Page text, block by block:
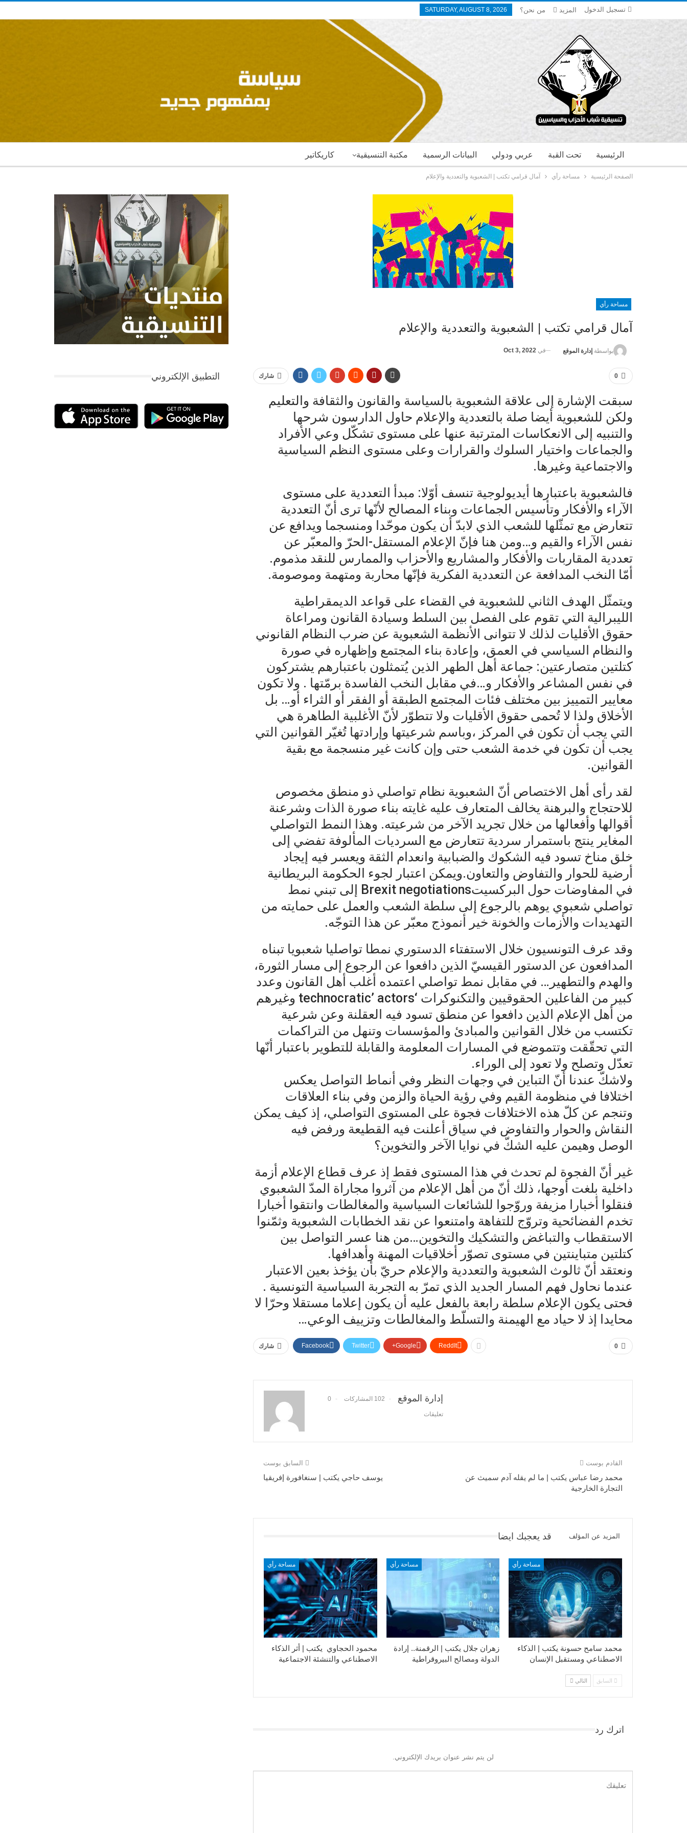
تسجيل الدخول SATURDAY, AUGUST 8, 2026 من نحن؟ المزيد
كاريكاتير مكتبة التنسيقية البيانات الرسمية عربي ودولي تحت القبة الرئيسية
الصفحة الرئيسية مساحة رأي آمال قرامي تكتب | الشعبوية والتعددية والإعلام
مساحة رأي
آمال قرامي تكتب | الشعبوية والتعددية والإعلام
بواسطة إدارة الموقع في Oct 3, 2022
0 شارك
سبقت الإشارة إلى علاقة الشعبوية بالسياسة والقانون والثقافة والتعليم
ولكن للشعبوية أيضا صلة بالتعددية والإعلام حاول الدارسون شرحها
والتنبيه إلى الانعكاسات المترتبة عنها على مستوى تشكّل وعي الأفراد
والجماعات واختيار السلوك والقرارات وعلى مستوى النظم السياسية
والاجتماعية وغيرها.
فالشعبوية باعتبارها أيديولوجية تنسف أوّلا: مبدأ التعددية على مستوى
الآراء والأفكار وتأسيس الجماعات وبناء المصالح لأنّها ترى أنّ التعددية
تتعارض مع تمثّلها للشعب الذي لابدّ أن يكون موحّدا ومنسجما ويدافع عن
نفس الآراء والقيم و…ومن هنا فإنّ الإعلام المستقل-الحرّ والمعبّر عن
تعددية المقاربات والأفكار والمشاريع والأحزاب والممارس للنقد مذموم.
أمّا النخب المدافعة عن التعددية الفكرية فإنّها محاربة ومتهمة وموصومة.
ويتمثّل الهدف الثاني للشعبوية في القضاء على قواعد الديمقراطية
الليبرالية التي تقوم على الفصل بين السلط وسيادة القانون ومراعاة
حقوق الأقليات لذلك لا تتوانى الأنظمة الشعبوية عن ضرب النظام القانوني
والنظام السياسي في العمق، وإعادة بناء المجتمع وإظهاره في صورة
كتلتين متصارعتين: جماعة أهل الطهر الذين يُتمثلون باعتبارهم يشتركون
في نفس المشاعر والأفكار و…في مقابل النخب الفاسدة برمّتها . ولا تكون
معايير التمييز بين مختلف فئات المجتمع الطبقة أو الفقر أو الثراء أو… بل
الأخلاق ولذا لا تُحمى حقوق الأقليات ولا تتطوّر لأنّ الأغلبية الطاهرة هي
التي يجب أن تكون في المركز ،وباسم شرعيتها وإرادتها تُغيّر القوانين التي
يجب أن تكون في خدمة الشعب حتى وإن كانت غير منسجمة مع بقية
القوانين.
لقد رأى أهل الاختصاص أنّ الشعبوية نظام تواصلي ذو منطق مخصوص
للاحتجاج والبرهنة يخالف المتعارف عليه غايته بناء صورة الذات وشرعنة
أقوالها وأفعالها من خلال تجريد الآخر من شرعيته. وهذا النمط التواصلي
المغاير ينتج باستمرار سردية تتعارض مع السرديات المألوفة تفضي إلى
خلق مناخ تسود فيه الشكوك والضبابية وانعدام الثقة ويعسر فيه إيجاد
أرضية للحوار والتفاوض والتعاون.ويمكن اعتبار لجوء الحكومة البريطانية
في المفاوضات حول البركسيتBrexit negotiations إلى تبني نمط
تواصلي شعبوي يوهم بالرجوع إلى سلطة الشعب والعمل على حمايته من
التهديدات والأزمات والخونة خير أنموذج معبّر عن هذا التوجّه.
وقد عرف التونسيون خلال الاستفتاء الدستوري نمطا تواصليا شعبويا تبناه
المدافعون عن الدستور القيسيّ الذين دافعوا عن الرجوع إلى مسار الثورة،
والهدم والتطهير… في مقابل نمط تواصلي اعتمده أغلب أهل القانون وعدد
كبير من الفاعلين الحقوقيين والتكنوكرات ‘technocratic’ actors وغيرهم
من أهل الإعلام الذين دافعوا عن منطق تسود فيه العقلنة وعن شرعية
تكتسب من خلال القوانين والمبادئ والمؤسسات وتنهل من التراكمات
التي تحقّقت وتتموضع في المسارات المعلومة والقابلة للتطوير باعتبار أنّها
تعدّل وتصلح ولا تعود إلى الوراء.
ولاشكّ عندنا أنّ التباين في وجهات النظر وفي أنماط التواصل يعكس
اختلافا في منظومة القيم وفي رؤية الحياة والزمن وفي بناء العلاقات
وتنجم عن كلّ هذه الاختلافات فجوة على المستوى التواصلي، إذ كيف يمكن
النقاش والحوار والتفاوض في سياق أعلنت فيه القطيعة ورفض فيه
الوصل وهيمن عليه الشكّ في نوايا الآخر والتخوين؟
غير أنّ الفجوة لم تحدث في هذا المستوى فقط إذ عرف قطاع الإعلام أزمة
داخلية بلغت أوجها، ذلك أنّ من أهل الإعلام من آثروا مجاراة المدّ الشعبوي
فنقلوا أخبارا مزيفة وروّجوا للشائعات السياسية والمغالطات وانتقوا أخبارا
تخدم الفضائحية وتروّج للتفاهة وامتنعوا عن نقد الخطابات الشعبوية وثمّنوا
الاستقطاب والتباغض والتشكيك والتخوين…من هنا عسر التواصل بين
كتلتين متباينتين في مستوى تصوّر أخلاقيات المهنة وأهدافها.
ونعتقد أنّ ثالوث الشعبوية والتعددية والإعلام حريّ بأن يؤخذ بعين الاعتبار
عندما نحاول فهم المسار الجديد الذي تمرّ به التجربة السياسية التونسية .
فحتى يكون الإعلام سلطة رابعة بالفعل عليه أن يكون إعلاما مستقلا وحرّا لا
محايدا إذ لا حياد مع الهيمنة والتسلّط والمغالطات وتزييف الوعي…
0 شارك Facebook Twitter Google+ ReddIt
إدارة الموقع 102 المشاركات 0
تعليقات
السابق بوست
يوسف حاجي يكتب | سنغافورة إفريقيا
القادم بوست
محمد رضا عباس يكتب | ما لم يقله آدم سميث عن
التجارة الخارجية
قد يعجبك ايضا المزيد عن المؤلف
مساحة رأي
محمود الحجاوي يكتب | أثر الذكاء
الاصطناعي والتنشئة الاجتماعية
مساحة رأي
زهران جلال يكتب | الرقمنة.. إرادة
الدولة ومصالح البيروقراطية
مساحة رأي
محمد سامح حسونة يكتب | الذكاء
الاصطناعي ومستقبل الإنسان
السابق التالي
اترك رد
لن يتم نشر عنوان بريدك الإلكتروني.
التطبيق الإلكتروني